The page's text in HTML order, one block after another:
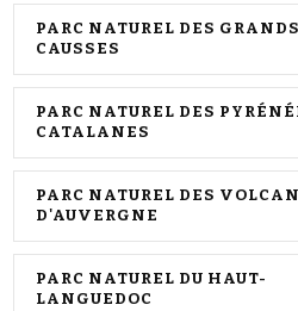
PARC NATUREL DES GRANDS
CAUSSES
PARC NATUREL DES
CATALANES
PARC NATUREL DES
D'AUVERGNE
PARC NATUREL DU HAUT-
LANGUEDOC